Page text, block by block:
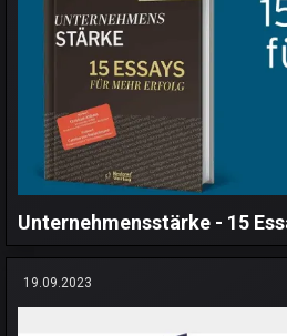
Unternehmensstärke - 15
19.09.2023